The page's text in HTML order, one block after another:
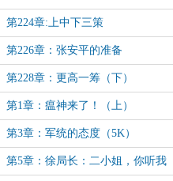
下的不可能便是可能！
第224章:上中下三策
第226章：张安平的准备
第228章：更高一筹（下）
第1章：瘟神来了！（上）
第3章：军统的态度（5K）
第5章：徐局长：二小姐，你听我